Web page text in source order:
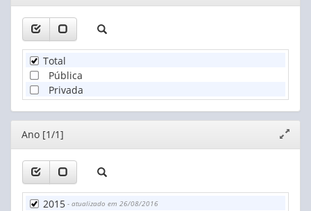
janela
Total
Pública
Privada
Editor
janela
Ano [1/1]
2015 - atualizado em 26/08/2016